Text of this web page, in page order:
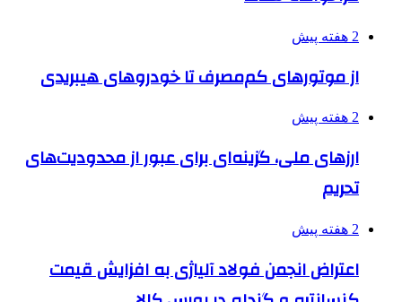
2 هفته پیش
از موتورهای کم‌مصرف تا خودروهای هیبریدی
2 هفته پیش
ارزهای ملی، گزینه‌ای برای عبور از محدودیت‌های
تحریم
2 هفته پیش
اعتراض انجمن فولاد آلیاژی به افزایش قیمت